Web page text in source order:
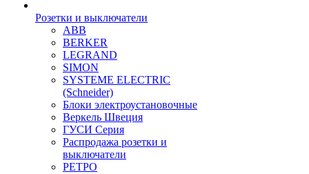
Розетки и выключатели
ABB
BERKER
LEGRAND
SIMON
SYSTEME ELECTRIC
(Schneider)
Блоки электроустановочные
Веркель Швеция
ГУСИ Серия
Распродажа розетки и
выключатели
РЕТРО